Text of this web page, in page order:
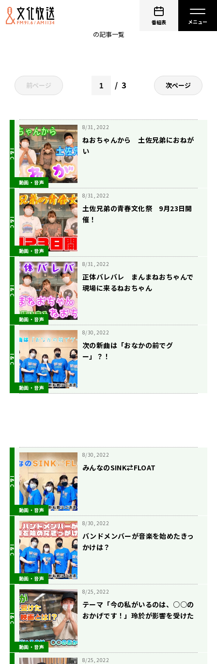
番組表
の記事一覧
前ページ 3 次ページ
動画・音声
8/31, 2022
ねおちゃんから 土佐兄弟におねが
い
動画・音声
8/31, 2022
土佐兄弟の青春文化祭 9月23日開
催！
動画・音声
8/31, 2022
正体バレバレ まんまねおちゃんで
現場に来るねおちゃん
動画・音声
8/30, 2022
次の新曲は「おなかの前でグ
ー」？！
動画・音声
8/30, 2022
みんなのSINK⇄FLOAT
動画・音声
8/30, 2022
バンドメンバーが音楽を始めたきっ
かけは？
動画・音声
8/25, 2022
テーマ「今の私がいるのは、○○の
おかげです！」玲於が影響を受けた
8/25, 2022